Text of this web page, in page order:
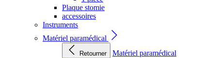
Plaque stomie
accessoires
Instruments
Matériel paramédical
Retourner
Matériel paramédical